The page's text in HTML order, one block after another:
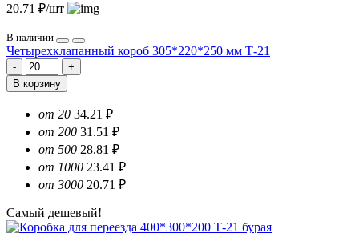
20.71 ₽/шт
В наличии
Четырехклапанный короб 305*220*250 мм Т-21
В корзину
от 20 34.21 ₽
от 200 31.51 ₽
от 500 28.81 ₽
от 1000 23.41 ₽
от 3000 20.71 ₽
Самый дешевый!